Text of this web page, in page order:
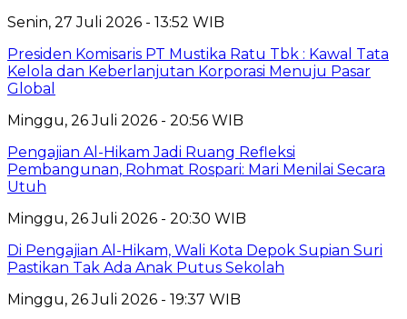
Senin, 27 Juli 2026 - 13:52 WIB
Presiden Komisaris PT Mustika Ratu Tbk : Kawal Tata
Kelola dan Keberlanjutan Korporasi Menuju Pasar
Global
Minggu, 26 Juli 2026 - 20:56 WIB
Pengajian Al-Hikam Jadi Ruang Refleksi
Pembangunan, Rohmat Rospari: Mari Menilai Secara
Utuh
Minggu, 26 Juli 2026 - 20:30 WIB
Di Pengajian Al-Hikam, Wali Kota Depok Supian Suri
Pastikan Tak Ada Anak Putus Sekolah
Minggu, 26 Juli 2026 - 19:37 WIB